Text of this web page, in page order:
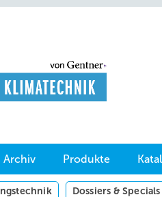
Archiv Produkte
Dossiers & Specials